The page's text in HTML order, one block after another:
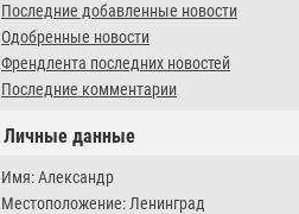
Последние добавленные новости
Одобренные новости
Френдлента последних новостей
Последние комментарии
Личные данные
Имя: Александр
Местоположение: Ленинград